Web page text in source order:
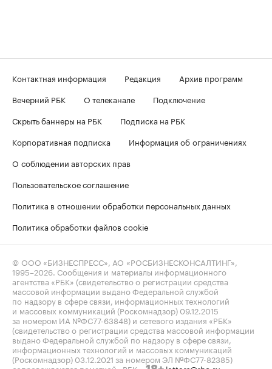
Контактная информация Редакция
Архив программ
Вечерний РБК
О телеканале
Подключение
Скрыть баннеры на РБК
Подписка на РБК
Корпоративная подписка
Информация об ограничениях
О соблюдении авторских прав
Пользовательское соглашение
Политика в отношении обработки персональных данных
Политика обработки файлов cookie
© ООО «БИЗНЕСПРЕСС», АО «РОСБИЗНЕСКОНСАЛТИНГ»,
1995–2026 . Сообщения и материалы информационного
агентства «РБК» (свидетельство о регистрации средства
массовой информации выдано Федеральной службой
по надзору в сфере связи, информационных технологий
и массовых коммуникаций (Роскомнадзор) 09.12.2015
за номером ИА №ФС77-63848) и сетевого издания «РБК»
(свидетельство о регистрации средства массовой информации
выдано Федеральной службой по надзору в сфере связи,
информационных технологий и массовых коммуникаций
(Роскомнадзор) 03.12.2021 за номером ЭЛ №ФС77-82385)